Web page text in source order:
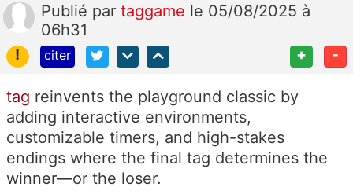
Publié par taggame le 05/08/2025 à
06h31
!
citer + -
tag reinvents the playground classic by
adding interactive environments,
customizable timers, and high-stakes
endings where the final tag determines the
winner—or the loser.